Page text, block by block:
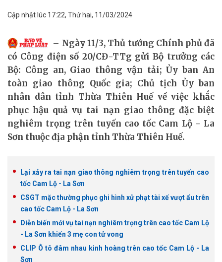
Cập nhật lúc 17:22, Thứ hai, 11/03/2024
Ngày 11/3, Thủ tướng Chính phủ đã
có Công điện số 20/CĐ-TTg gửi Bộ trưởng các
Bộ: Công an, Giao thông vận tải; Ủy ban An
toàn giao thông Quốc gia; Chủ tịch Ủy ban
nhân dân tỉnh Thừa Thiên Huế về việc khắc
phục hậu quả vụ tai nạn giao thông đặc biệt
nghiêm trọng trên tuyến cao tốc Cam Lộ - La
Sơn thuộc địa phận tỉnh Thừa Thiên Huế.
Lại xảy ra tai nạn giao thông nghiêm trọng trên tuyến cao
tốc Cam Lộ - La Sơn
CSGT mặc thường phục ghi hình xử phạt tài xế vượt ẩu trên
cao tốc Cam Lộ - La Sơn
Diễn biến mới vụ tai nạn nghiêm trọng trên cao tốc Cam Lộ
- La Sơn khiến 3 mẹ con tử vong
CLIP Ô tô đâm nhau kinh hoàng trên cao tốc Cam Lộ - La
Sơn